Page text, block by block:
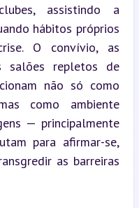
assistindo a
hábitos próprios
O convívio, as
salões repletos de
não só como
como ambiente
— principalmente
para afirmar-se,
as barreiras